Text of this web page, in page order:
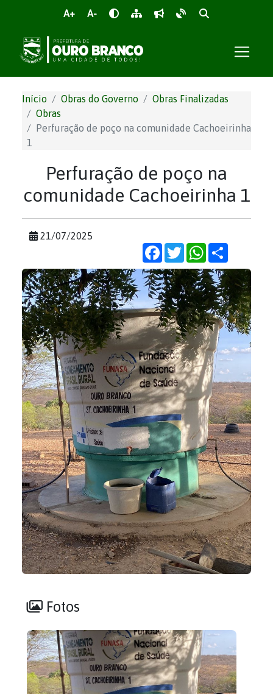
A+ A-
Início Obras do Governo
Obras Finalizadas
Obras
Perfuração de poço na comunidade Cachoeirinha
1
Perfuração de poço na
comunidade Cachoeirinha 1
21/07/2025
Facebook
TwitterWhatsApp
Fotos